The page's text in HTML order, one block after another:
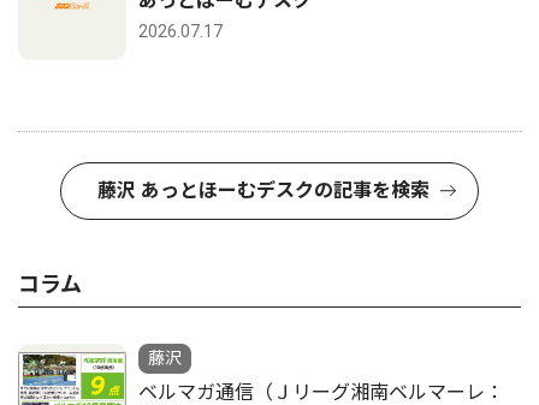
2026.07.17
藤沢 あっとほーむデスクの記事を検索
コラム
藤沢
ベルマガ通信（Ｊリーグ湘南ベルマーレ：